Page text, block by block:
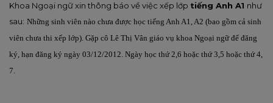
Khoa Ngoại ngữ xin thông báo về việc xếp lớp tiếng Anh A1 như
sau: Những sinh viên nào chưa được học tiếng Anh A1, A2 (bao gồm cả sinh
viên chưa thi xếp lớp). Gặp cô Lê Thị Vân giáo vụ khoa Ngoại ngữ để đăng
ký, hạn đăng ký ngày 03/12/2012. Ngày học thứ 2,6 hoặc thứ 3,5 hoặc thứ 4,
7.